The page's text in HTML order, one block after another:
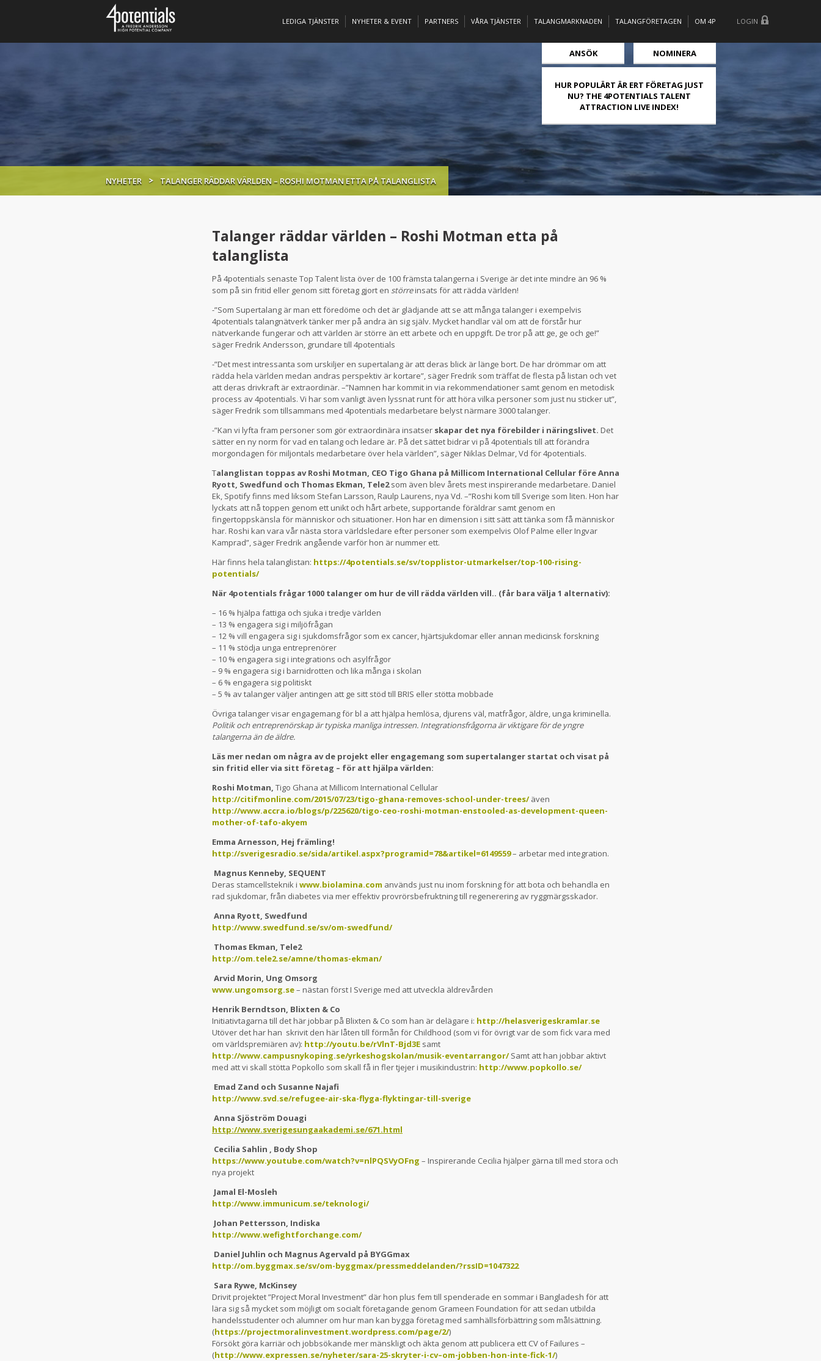
LEDIGA TJÄNSTER NYHETER & EVENT PARTNERS VÅRA TJÄNSTER TALANGMARKNADEN TALANGFÖRETAGEN OM 4P LOGIN
ANSÖK NOMINERA
HUR POPULÄRT ÄR ERT FÖRETAG JUST
NU? THE 4POTENTIALS TALENT
ATTRACTION LIVE INDEX!
NYHETER TALANGER RÄDDAR VÄRLDEN – ROSHI MOTMAN ETTA PÅ TALANGLISTA
Talanger räddar världen – Roshi Motman etta på
talanglista
På 4potentials senaste Top Talent lista över de 100 främsta talangerna i Sverige är det inte mindre än 96 %
som på sin fritid eller genom sitt företag gjort en störreinsats för att rädda världen!
-”Som Supertalang är man ett föredöme och det är glädjande att se att många talanger i exempelvis
4potentials talangnätverk tänker mer på andra än sig själv. Mycket handlar väl om att de förstår hur
nätverkande fungerar och att världen är större än ett arbete och en uppgift. De tror på att ge, ge och ge!”
säger Fredrik Andersson, grundare till 4potentials
-”Det mest intressanta som urskiljer en supertalang är att deras blick är länge bort. De har drömmar om att
rädda hela världen medan andras perspektiv är kortare”, säger Fredrik som träffat de flesta på listan och vet
att deras drivkraft är extraordinär. –”Namnen har kommit in via rekommendationer samt genom en metodisk
process av 4potentials. Vi har som vanligt även lyssnat runt för att höra vilka personer som just nu sticker ut”,
säger Fredrik som tillsammans med 4potentials medarbetare belyst närmare 3000 talanger.
-”Kan vi lyfta fram personer som gör extraordinära insatser skapar det nya förebilder i näringslivet. Det
sätter en ny norm för vad en talang och ledare är. På det sättet bidrar vi på 4potentials till att förändra
morgondagen för miljontals medarbetare över hela världen”, säger Niklas Delmar, Vd för 4potentials.
Talanglistan toppas av Roshi Motman, CEO Tigo Ghana på Millicom International Cellular före Anna
Ryott, Swedfund och Thomas Ekman, Tele2som även blev årets mest inspirerande medarbetare. Daniel
Ek, Spotify finns med liksom Stefan Larsson, Raulp Laurens, nya Vd. –”Roshi kom till Sverige som liten. Hon har
lyckats att nå toppen genom ett unikt och hårt arbete, supportande föräldrar samt genom en
fingertoppskänsla för människor och situationer. Hon har en dimension i sitt sätt att tänka som få människor
har. Roshi kan vara vår nästa stora världsledare efter personer som exempelvis Olof Palme eller Ingvar
Kamprad”, säger Fredrik angående varför hon är nummer ett.
Här finns hela talanglistan: https://4potentials.se/sv/topplistor-utmarkelser/top-100-rising-
potentials/
När 4potentials frågar 1000 talanger om hur de vill rädda världen vill.. (får bara välja 1 alternativ):
– 16 % hjälpa fattiga och sjuka i tredje världen
– 13 % engagera sig i miljöfrågan
– 12 % vill engagera sig i sjukdomsfrågor som ex cancer, hjärtsjukdomar eller annan medicinsk forskning
– 11 % stödja unga entreprenörer
– 10 % engagera sig i integrations och asylfrågor
– 9 % engagera sig i barnidrotten och lika många i skolan
– 6 % engagera sig politiskt
– 5 % av talanger väljer antingen att ge sitt stöd till BRIS eller stötta mobbade
Övriga talanger visar engagemang för bl a att hjälpa hemlösa, djurens väl, matfrågor, äldre, unga kriminella.
Politik och entreprenörskap är typiska manliga intressen. Integrationsfrågorna är viktigare för de yngre
talangerna än de äldre.
Läs mer nedan om några av de projekt eller engagemang som supertalanger startat och visat på
sin fritid eller via sitt företag – för att hjälpa världen:
Roshi Motman, Tigo Ghana at Millicom International Cellular
http://citifmonline.com/2015/07/23/tigo-ghana-removes-school-under-trees/även
http://www.accra.io/blogs/p/225620/tigo-ceo-roshi-motman-enstooled-as-development-queen-
mother-of-tafo-akyem
Emma Arnesson, Hej främling!
http://sverigesradio.se/sida/artikel.aspx?programid=78&artikel=6149559– arbetar med integration.
Magnus Kenneby, SEQUENT
Deras stamcellsteknik i www.biolamina.com används just nu inom forskning för att bota och behandla en
rad sjukdomar, från diabetes via mer effektiv provrörsbefruktning till regenerering av ryggmärgsskador.
Anna Ryott, Swedfund
http://www.swedfund.se/sv/om-swedfund/
Thomas Ekman, Tele2
http://om.tele2.se/amne/thomas-ekman/
Arvid Morin, Ung Omsorg
www.ungomsorg.se– nästan först I Sverige med att utveckla äldrevården
Henrik Berndtson, Blixten & Co
Initiativtagarna till det här jobbar på Blixten & Co som han är delägare i: http://helasverigeskramlar.se
Utöver det har han skrivit den här låten till förmån för Childhood (som vi för övrigt var de som fick vara med
om världspremiären av): http://youtu.be/rVlnT-Bjd3E samt
http://www.campusnykoping.se/yrkeshogskolan/musik-eventarrangor/Samt att han jobbar aktivt
med att vi skall stötta Popkollo som skall få in fler tjejer i musikindustrin: http://www.popkollo.se/
Emad Zand och Susanne Najafi
http://www.svd.se/refugee-air-ska-flyga-flyktingar-till-sverige
Anna Sjöström Douagi
http://www.sverigesungaakademi.se/671.html
Cecilia Sahlin , Body Shop
https://www.youtube.com/watch?v=nlPQSVyOFng – Inspirerande Cecilia hjälper gärna till med stora och
nya projekt
Jamal El-Mosleh
http://www.immunicum.se/teknologi/
Johan Pettersson, Indiska
http://www.wefightforchange.com/
Daniel Juhlin och Magnus Agervald på BYGGmax
http://om.byggmax.se/sv/om-byggmax/pressmeddelanden/?rssID=1047322
Sara Rywe, McKinsey
Drivit projektet ”Project Moral Investment” där hon plus fem till spenderade en sommar i Bangladesh för att
lära sig så mycket som möjligt om socialt företagande genom Grameen Foundation för att sedan utbilda
handelsstudenter och alumner om hur man kan bygga företag med samhällsförbättring som målsättning.
(https://projectmoralinvestment.wordpress.com/page/2/)
Försökt göra karriär och jobbsökande mer mänskligt och äkta genom att publicera ett CV of Failures –
(http://www.expressen.se/nyheter/sara-25-skryter-i-cv–om-jobben-hon-inte-fick-1/)